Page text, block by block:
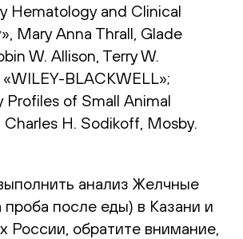
Hematology and Clinical
Mary Anna Thrall, Glade
W. Allison, Terry W.
BLACKWELL»;
Profiles of Small Animal
Charles H. Sodikoff, Mosby.
анализ Желчные
проба после еды) в Казани и
России, обратите внимание,